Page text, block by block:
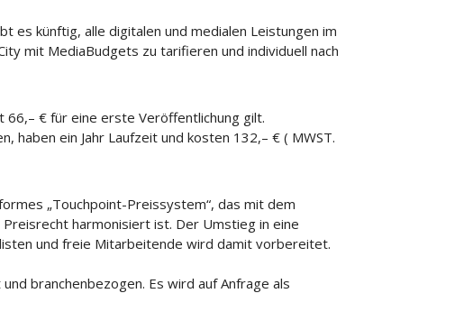
es künftig, alle digitalen und medialen Leistungen im
mit MediaBudgets zu tarifieren und individuell nach
€ für eine erste Veröffentlichung gilt.
haben ein Jahr Laufzeit und kosten 132,– € ( MWST.
„Touchpoint-Preissystem“, das mit dem
harmonisiert ist. Der Umstieg in eine
und freie Mitarbeitende wird damit vorbereitet.
branchenbezogen. Es wird auf Anfrage als